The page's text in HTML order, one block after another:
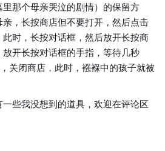
里那个母亲哭泣的剧情）的保留方
，长按商店但不要打开，然后点击
时，长按对话框，然后放开长按商
开长按对话框的手指，等待几秒
关闭商店，此时，襁褓中的孩子就被
些我没想到的道具，欢迎在评论区